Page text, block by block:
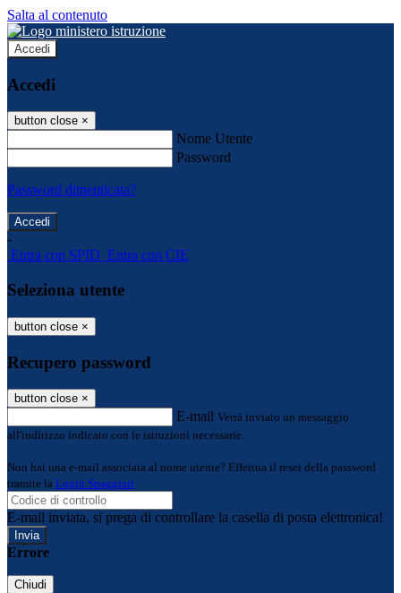
Salta al contenuto
Accedi
Accedi
button close ×
Nome Utente
Password
Password dimenticata?
-
Entra con SPID Entra con CIE
Seleziona utente
button close ×
Recupero password
button close ×
E-mail Verrà inviato un messaggio
all'indirizzo indicato con le istruzioni necessarie.
Non hai una e-mail associata al nome utente? Effettua il reset della password
tramite la Login Spaggiari
E-mail inviata, si prega di controllare la casella di posta elettronica!
Errore
Chiudi